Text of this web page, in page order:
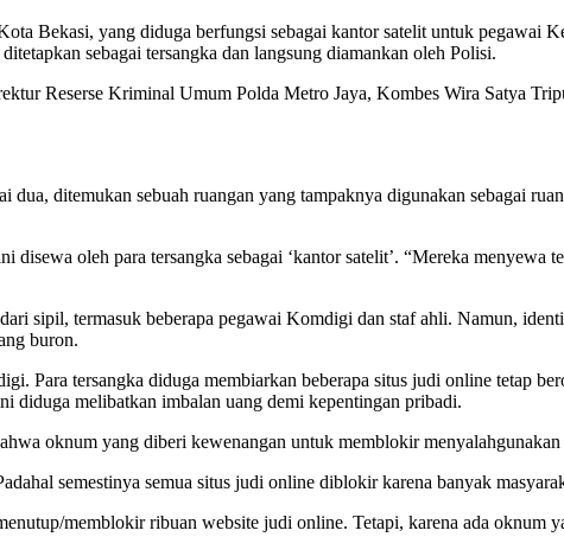
Bekasi, yang diduga berfungsi sebagai kantor satelit untuk pegawai
sebagai tersangka dan langsung diamankan oleh Polisi.
Reserse Kriminal Umum Polda Metro Jaya, Kombes Wira Satya
ditemukan sebuah ruangan yang tampaknya digunakan sebagai
oleh para tersangka sebagai ‘kantor satelit’. “Mereka menyewa
sipil, termasuk beberapa pegawai Komdigi dan staf ahli. Namun,
buron.
Para tersangka diduga membiarkan beberapa situs judi online tetap
diduga melibatkan imbalan uang demi kepentingan pribadi.
oknum yang diberi kewenangan untuk memblokir menyalahgunakan
semestinya semua situs judi online diblokir karena banyak
memblokir ribuan website judi online. Tetapi, karena ada oknum